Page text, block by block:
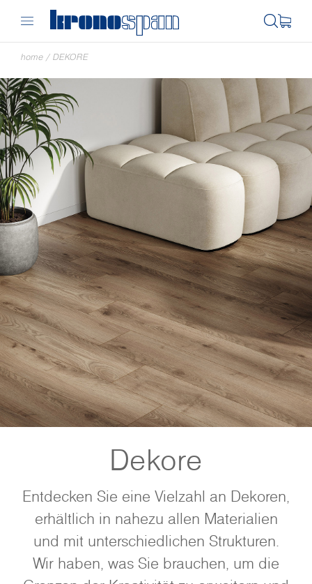
home / DEKORE
Dekore
Entdecken Sie eine Vielzahl an Dekoren,
erhältlich in nahezu allen Materialien
und mit unterschiedlichen Strukturen.
Wir haben, was Sie brauchen, um die